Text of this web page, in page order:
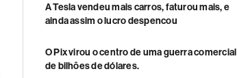
A Tesla vendeu mais carros, faturou mais, e
ainda assim o lucro despencou
O Pix virou o centro de uma guerra comercial
de bilhões de dólares.